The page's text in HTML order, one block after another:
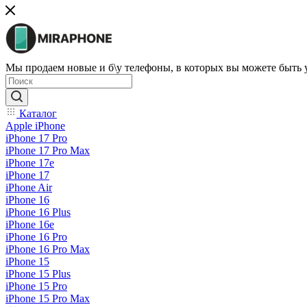
Мы продаем новые и б\у телефоны, в которых вы можете быть
Каталог
Apple iPhone
iPhone 17 Pro
iPhone 17 Pro Max
iPhone 17e
iPhone 17
iPhone Air
iPhone 16
iPhone 16 Plus
iPhone 16e
iPhone 16 Pro
iPhone 16 Pro Max
iPhone 15
iPhone 15 Plus
iPhone 15 Pro
iPhone 15 Pro Max